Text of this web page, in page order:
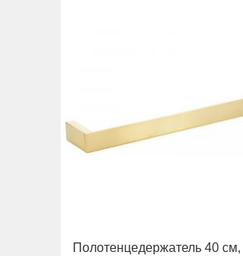
Полотенцедержатель 40 см,